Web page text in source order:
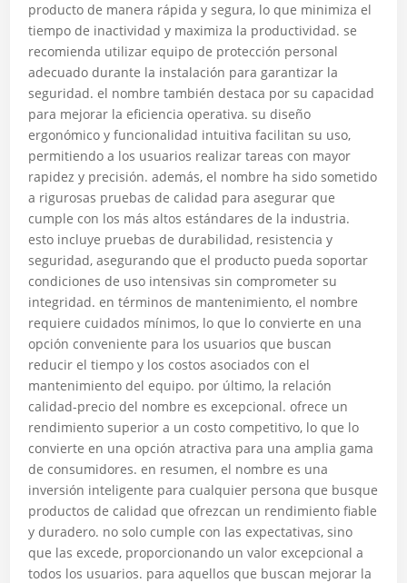
producto de manera rápida y segura, lo que minimiza el
tiempo de inactividad y maximiza la productividad. se
recomienda utilizar equipo de protección personal
adecuado durante la instalación para garantizar la
seguridad. el nombre también destaca por su capacidad
para mejorar la eficiencia operativa. su diseño
ergonómico y funcionalidad intuitiva facilitan su uso,
permitiendo a los usuarios realizar tareas con mayor
rapidez y precisión. además, el nombre ha sido sometido
a rigurosas pruebas de calidad para asegurar que
cumple con los más altos estándares de la industria.
esto incluye pruebas de durabilidad, resistencia y
seguridad, asegurando que el producto pueda soportar
condiciones de uso intensivas sin comprometer su
integridad. en términos de mantenimiento, el nombre
requiere cuidados mínimos, lo que lo convierte en una
opción conveniente para los usuarios que buscan
reducir el tiempo y los costos asociados con el
mantenimiento del equipo. por último, la relación
calidad-precio del nombre es excepcional. ofrece un
rendimiento superior a un costo competitivo, lo que lo
convierte en una opción atractiva para una amplia gama
de consumidores. en resumen, el nombre es una
inversión inteligente para cualquier persona que busque
productos de calidad que ofrezcan un rendimiento fiable
y duradero. no solo cumple con las expectativas, sino
que las excede, proporcionando un valor excepcional a
todos los usuarios. para aquellos que buscan mejorar la